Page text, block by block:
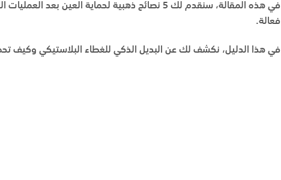
في هذه المقالة، سنقدم لك 5 نصائح ذهبية لحماية
فعالة.
في هذا الدليل، نكشف لك عن البديل الذكي للغطاء البلاستيكي وكيف